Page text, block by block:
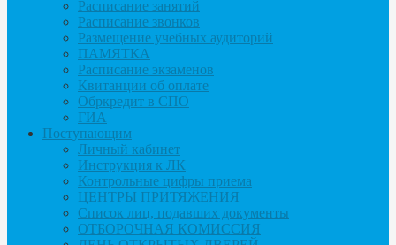
Расписание занятий
Расписание звонков
Размещение учебных аудиторий
ПАМЯТКА
Расписание экзаменов
Квитанции об оплате
Обркредит в СПО
ГИА
Поступающим
Личный кабинет
Инструкция к ЛК
Контрольные цифры приема
ЦЕНТРЫ ПРИТЯЖЕНИЯ
Список лиц, подавших документы
ОТБОРОЧНАЯ КОМИССИЯ